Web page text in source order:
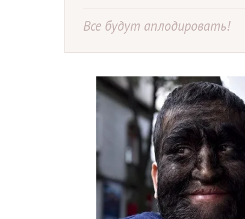
Все будут аплодировать!